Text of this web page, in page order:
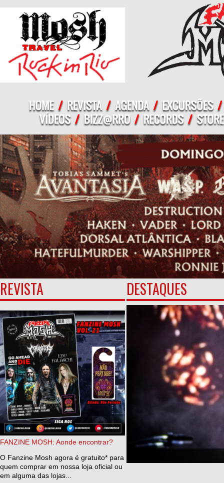
REVISTA
FANZINE MOSH: Aonde encontrar?
O Fanzine Mosh agora é gratuito* para
quem comprar em nossa loja oficial ou
em alguma das lojas...
DESTAQUES